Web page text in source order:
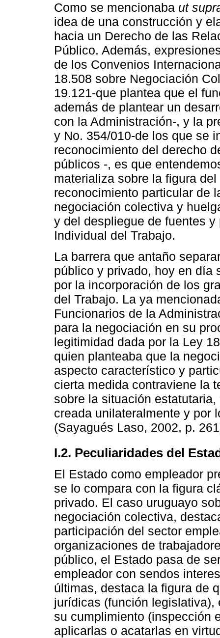
Como se mencionaba ut
idea de una construcción y
hacia un Derecho de las
Público. Además,
de los Convenios
18.508 sobre Negociación
19.121-que plantea que el
además de plantear un
con la Administración-, y la
y No. 354/010-de los que se
reconocimiento del derecho
públicos -, es que
materializa sobre la figura
reconocimiento particular de
negociación colectiva y
y del despliegue de fuentes
Individual del Trabajo.
La barrera que antaño
público y privado, hoy en día
por la incorporación de los
del Trabajo. La ya
Funcionarios de la
para la negociación en su
legitimidad dada por la Ley
quien planteaba que la
aspecto característico y
cierta medida contraviene la
sobre la situación
creada unilateralmente y por
(Sayagués Laso, 2002, p.
I.2. Peculiaridades del
El Estado como empleador
se lo compara con la figura
privado. El caso uruguayo
negociación colectiva,
participación del sector
organizaciones de
público, el Estado pasa de
empleador con sendos
últimas, destaca la figura de
jurídicas (función
su cumplimiento (inspección
aplicarlas o acatarlas en